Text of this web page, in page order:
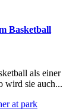
Basketball
als einer
wird sie auch...